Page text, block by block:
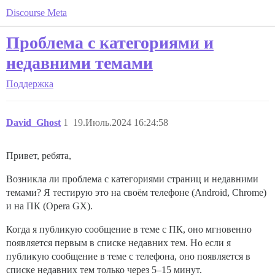
Discourse Meta
Проблема с категориями и
недавними темами
Поддержка
David_Ghost 19.Июль.2024 16:24:58
1
Привет, ребята,
Возникла ли проблема с категориями страниц и недавними
темами? Я тестирую это на своём телефоне (Android, Chrome)
и на ПК (Opera GX).
Когда я публикую сообщение в теме с ПК, оно мгновенно
появляется первым в списке недавних тем. Но если я
публикую сообщение в теме с телефона, оно появляется в
списке недавних тем только через 5–15 минут.